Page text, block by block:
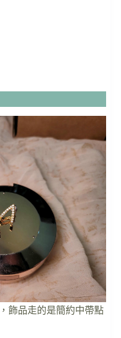
飾品走的是簡約中帶點